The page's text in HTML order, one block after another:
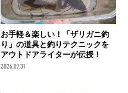
お手軽＆楽しい！「ザリガニ釣
り」の道具と釣りテクニックを
アウトドアライターが伝授！
2026.07.31